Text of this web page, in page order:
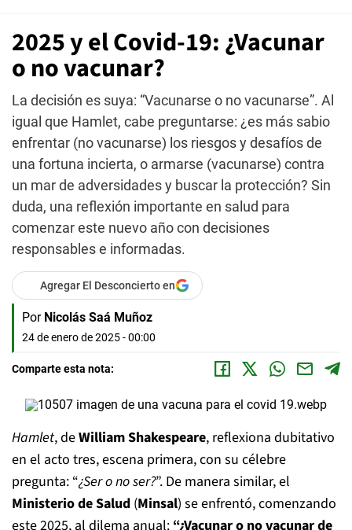
2025 y el Covid-19: ¿Vacunar
o no vacunar?
La decisión es suya: “Vacunarse o no vacunarse”. Al
igual que Hamlet, cabe preguntarse: ¿es más sabio
enfrentar (no vacunarse) los riesgos y desafíos de
una fortuna incierta, o armarse (vacunarse) contra
un mar de adversidades y buscar la protección? Sin
duda, una reflexión importante en salud para
comenzar este nuevo año con decisiones
responsables e informadas.
Agregar El Desconcierto en
Por Nicolás Saá Muñoz
24 de enero de 2025 - 00:00
Comparte esta nota:
Hamlet, deWilliam Shakespeare, reflexiona dubitativo
en el acto tres, escena primera, con su célebre
pregunta: “¿Ser o no ser?”. De manera similar, el
Ministerio de Salud (Minsal) se enfrentó, comenzando
este 2025, al dilema anual: “¿Vacunar o no vacunar de